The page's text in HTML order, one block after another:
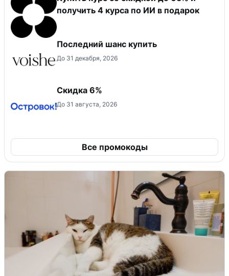
получить 4 курса по ИИ в подарок
Последний шанс купить
До 31 декабря, 2026
Скидка 6%
До 31 августа, 2026
Все промокоды